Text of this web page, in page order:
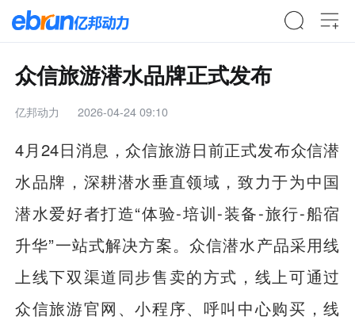
众信旅游潜水品牌正式发布
亿邦动力 2026-04-24 09:10
4月24日消息，众信旅游日前正式发布众信潜
水品牌，深耕潜水垂直领域，致力于为中国
潜水爱好者打造“体验-培训-装备-旅行-船宿
升华”一站式解决方案。众信潜水产品采用线
上线下双渠道同步售卖的方式，线上可通过
众信旅游官网、小程序、呼叫中心购买，线